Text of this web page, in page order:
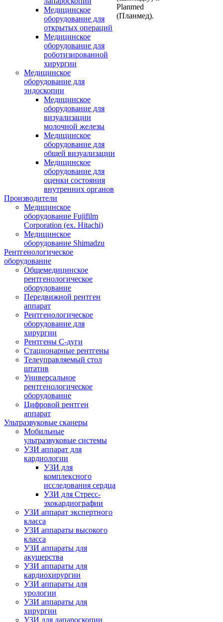
Медицинское
оборудование для
открытых операций
Медицинское
оборудование для
роботизированной
хирургии
Медицинское
оборудование для
эндоскопии
Медицинское
оборудование для
визуализации
молочной железы
Медицинское
оборудование для
общей визуализации
Медицинское
оборудование для
оценки состояния
внутренних органов
Производители
Медицинское
оборудование Fujifilm
Corporation (ex. Hitachi)
Медицинское
оборудование Shimadzu
Рентгенологическое
оборудование
Общемедицинское
рентгенологическое
оборудование
Передвижной рентген
аппарат
Рентгенологическое
оборудование для
хирургии
Рентгены С-дуги
Стационарные рентгены
Телеуправляемый стол
штатив
Универсальное
рентгенологическое
оборудование
Цифровой рентген
аппарат
Ультразвуковые сканеры
Мобильные
ультразвуковые системы
УЗИ аппарат для
кардиологии
УЗИ для
комплексного
исследования сердца
УЗИ для Стресс-
эхокардиографии
УЗИ аппарат экспертного
класса
УЗИ аппараты высокого
класса
УЗИ аппараты для
акушерства
УЗИ аппараты для
кардиохирургии
УЗИ аппараты для
урологии
УЗИ аппараты для
хирургии
УЗИ для лапароскопии
Planmed
(Планмед).